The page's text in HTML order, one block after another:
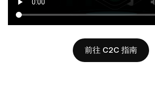
前往 C2C 指南